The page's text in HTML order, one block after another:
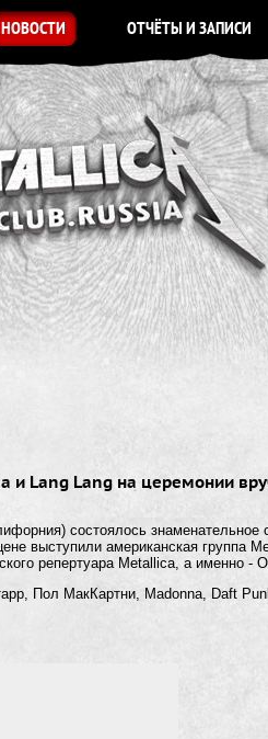
НОВОСТИ ОТЧЁТЫ И ЗАПИСИ
и Lang Lang на церемонии
состоялось знаменательное
выступили американская группа
репертуара Metallica, а именно -
Пол МакКартни, Madonna, Daft